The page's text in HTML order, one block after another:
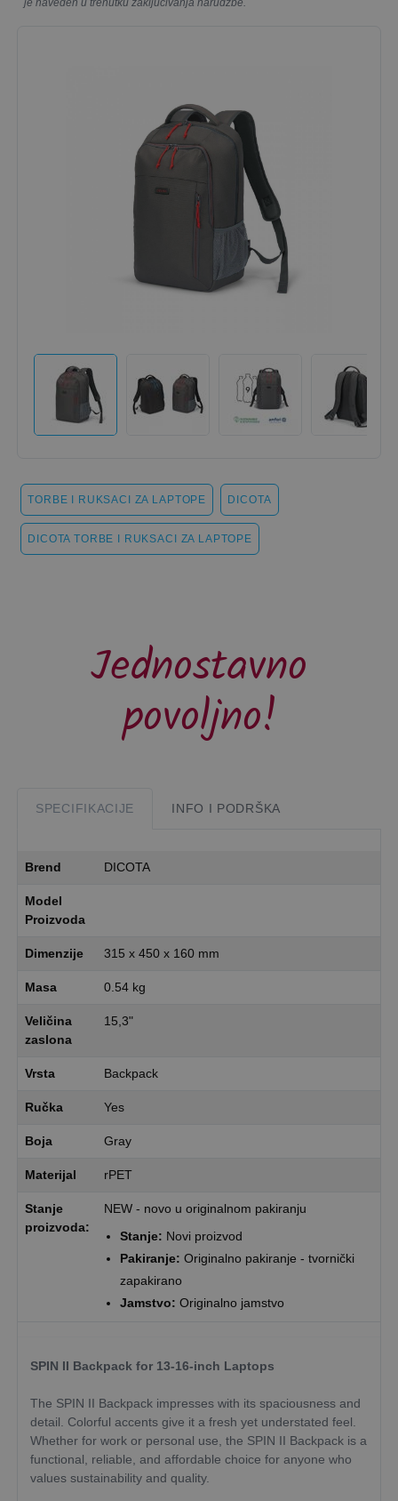
TORBE I RUKSACI ZA LAPTOPE DICOTA
DICOTA TORBE I RUKSACI ZA LAPTOPE
je naveden u trenutku zaključivanja narudžbe.
Jednostavno
povoljno!
SPECIFIKACIJE INFO I PODRŠKA
Brend DICOTA
Model
Proizvoda
Dimenzije 315 x 450 x 160 mm
Masa 0.54 kg
Veličina
zaslona
15,3"
Vrsta Backpack
Ručka Yes
Boja Gray
Materijal rPET
Stanje
proizvoda:
NEW - novo u originalnom pakiranju
Stanje: Novi proizvod
Pakiranje: Originalno pakiranje - tvornički
zapakirano
Jamstvo: Originalno jamstvo
SPIN II Backpack for 13-16-inch Laptops
The SPIN II Backpack impresses with its spaciousness and
detail. Colorful accents give it a fresh yet understated feel.
Whether for work or personal use, the SPIN II Backpack is a
functional, reliable, and affordable choice for anyone who
values sustainability and quality.